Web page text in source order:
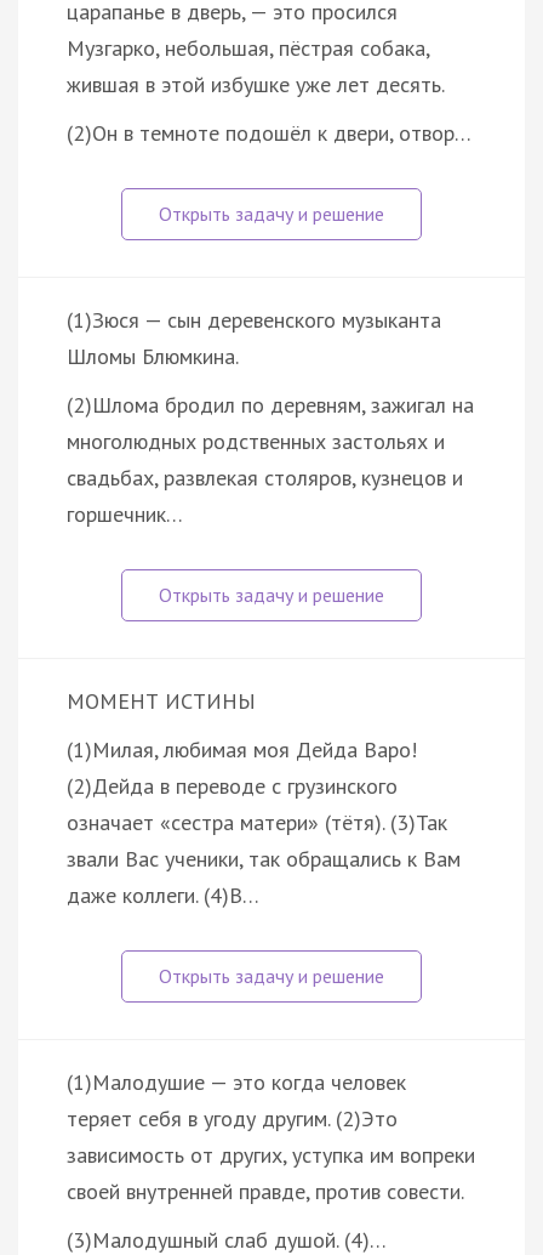
царапанье в дверь, — это просился
Музгарко, небольшая, пёстрая собака,
жившая в этой избушке уже лет десять.
(2)Он в темноте подошёл к двери, отвор…
(1)Зюся — сын деревенского музыканта
Шломы Блюмкина.
(2)Шлома бродил по деревням, зажигал на
многолюдных родственных застольях и
свадьбах, развлекая столяров, кузнецов и
горшечник…
МОМЕНТ ИСТИНЫ
(1)Милая, любимая моя Дейда Варо!
(2)Дейда в переводе с грузинского
означает «сестра матери» (тётя). (3)Так
звали Вас ученики, так обращались к Вам
даже коллеги. (4)В…
(1)Малодушие — это когда человек
теряет себя в угоду другим. (2)Это
зависимость от других, уступка им вопреки
своей внутренней правде, против совести.
(3)Малодушный слаб душой. (4)…